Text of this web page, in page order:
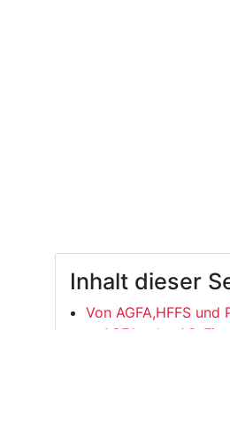
Inhalt dieser
Von AGFA,HFFS und
AGFA oder AG-